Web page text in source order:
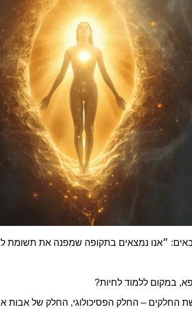
: ״אנו נמצאים בתקופה שמפנה את תשומת
, במקום ללמוד לחיות?
החלקים – החלק הפסיכולוגי, החלק של אבות